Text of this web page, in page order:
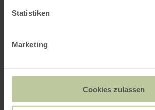
Statistiken
Marketing
Cookies zulassen